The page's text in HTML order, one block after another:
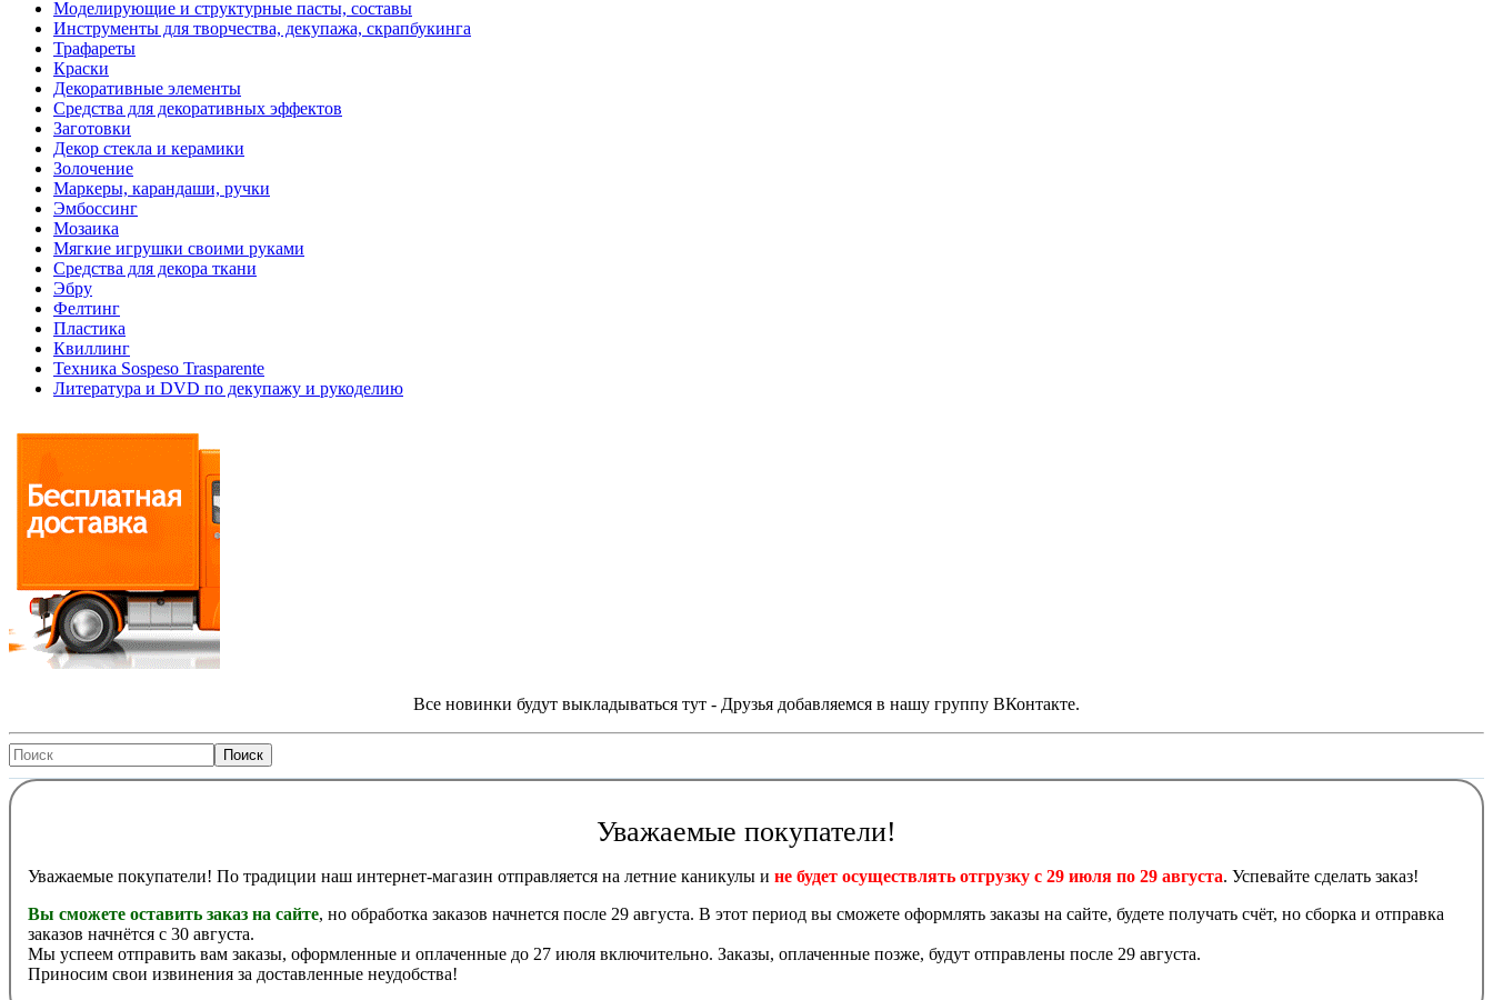
Моделирующие и структурные пасты, составы
Инструменты для творчества, декупажа, скрапбукинга
Трафареты
Краски
Декоративные элементы
Средства для декоративных эффектов
Заготовки
Декор стекла и керамики
Золочение
Маркеры, карандаши, ручки
Эмбоссинг
Мозаика
Мягкие игрушки своими руками
Средства для декора ткани
Эбру
Фелтинг
Пластика
Квиллинг
Техника Sospeso Trasparente
Литература и DVD по декупажу и рукоделию
Все новинки будут выкладываться тут - Друзья добавляемся в нашу группу ВКонтакте.
Уважаемые покупатели!
Уважаемые покупатели! По традиции наш интернет-магазин отправляется на летние каникулы и не будет осуществлять отгрузку с 29 июля по 29 августа. Успевайте сделать заказ!
Вы сможете оставить заказ на сайте, но обработка заказов начнется после 29 августа. В этот период вы сможете оформлять заказы на сайте, будете получать счёт, но сборка и отправка
заказов начнётся с 30 августа.
Мы успеем отправить вам заказы, оформленные и оплаченные до 27 июля включительно. Заказы, оплаченные позже, будут отправлены после 29 августа.
Приносим свои извинения за доставленные неудобства!